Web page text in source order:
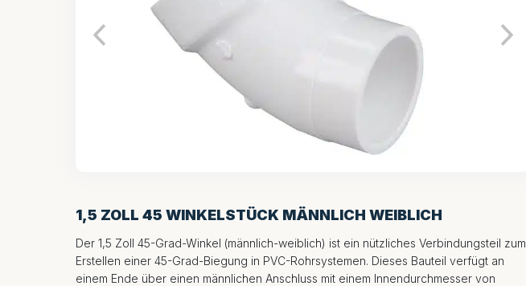
1,5 ZOLL 45 WINKELSTÜCK MÄNNLICH WEIBLICH
Der 1,5 Zoll 45-Grad-Winkel (männlich-weiblich) ist ein nützliches Verbindungsteil zum
Erstellen einer 45-Grad-Biegung in PVC-Rohrsystemen. Dieses Bauteil verfügt an
einem Ende über einen männlichen Anschluss mit einem Innendurchmesser von